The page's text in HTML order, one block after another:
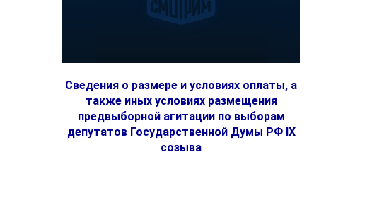
Сведения о размере и условиях оплаты, а
также иных условиях размещения
предвыборной агитации по выборам
депутатов Государственной Думы РФ IX
созыва